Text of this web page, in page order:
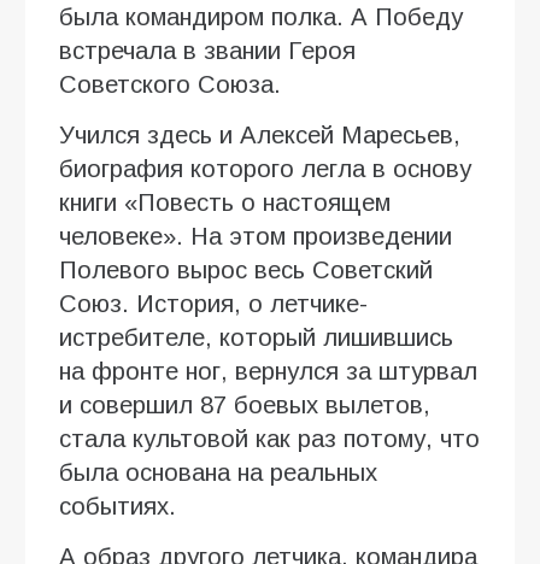
была командиром полка. А Победу
встречала в звании Героя
Советского Союза.
Учился здесь и Алексей Маресьев,
биография которого легла в основу
книги «Повесть о настоящем
человеке». На этом произведении
Полевого вырос весь Советский
Союз. История, о летчике-
истребителе, который лишившись
на фронте ног, вернулся за штурвал
и совершил 87 боевых вылетов,
стала культовой как раз потому, что
была основана на реальных
событиях.
А образ другого летчика, командира